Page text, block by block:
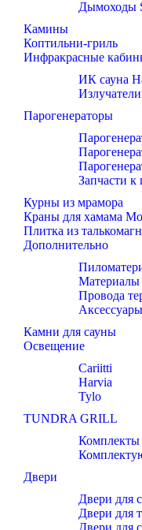
Дымоходы
Камины
Коптильни-гриль
Инфракрасные
ИК сауна
Излучатели
Парогенераторы
Запчасти к
Курны из мрамора
Краны для хамама
Плитка из
Дополнительно
Материалы
Провода
Камни для сауны
Освещение
Cariitti
Harvia
Tylo
TUNDRA GRILL
Комплекты
Двери
Двери для
Двери для